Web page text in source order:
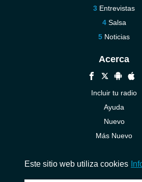
Entrevistas
Salsa
Noticias
Acerca
Incluir tu radio
Ayuda
Nuevo
Más Nuevo
Este sitio web utiliza cookies